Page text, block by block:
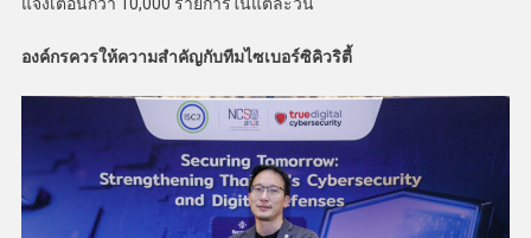
องค์กรควรให้ความสำคัญกับทีมไซเบอร์ซิคิวริตี้